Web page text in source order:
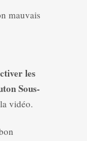
mauvais
les
Sous-
vidéo.